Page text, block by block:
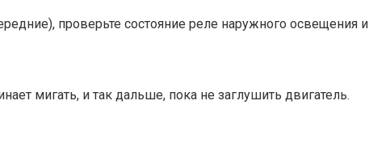
проверьте состояние реле наружного освещения и
мигать, и так дальше, пока не заглушить двигатель.